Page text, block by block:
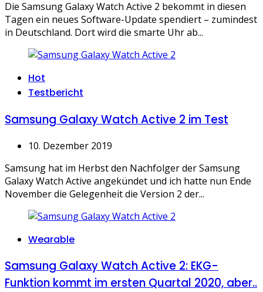
Die Samsung Galaxy Watch Active 2 bekommt in diesen
Tagen ein neues Software-Update spendiert – zumindest
in Deutschland. Dort wird die smarte Uhr ab...
Categories
Hot
Testbericht
Samsung Galaxy Watch Active 2 im Test
10. Dezember 2019
Samsung hat im Herbst den Nachfolger der Samsung
Galaxy Watch Active angekündet und ich hatte nun Ende
November die Gelegenheit die Version 2 der...
Categories
Wearable
Samsung Galaxy Watch Active 2: EKG-
Funktion kommt im ersten Quartal 2020, aber..